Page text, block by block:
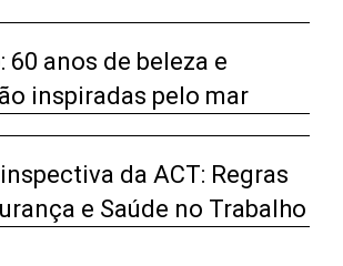
60 anos de beleza e
inspiradas pelo mar
da ACT: Regras
e Saúde no Trabalho